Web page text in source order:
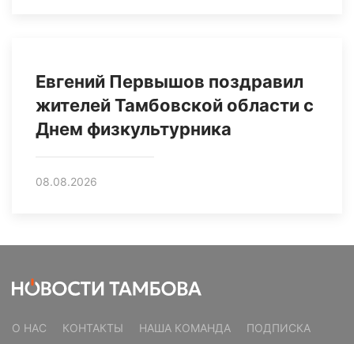
Евгений Первышов поздравил
жителей Тамбовской области с
Днем физкультурника
08.08.2026
О НАС КОНТАКТЫ НАША КОМАНДА
ПОДПИСКА